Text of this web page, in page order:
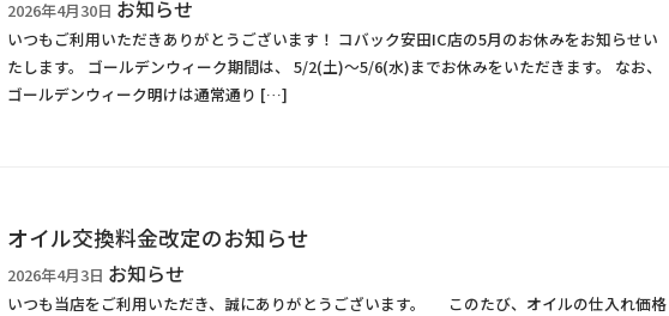
2026年4月30日 お知らせ
いつもご利用いただきありがとうございます！ コバック安田IC店の5月のお休みをお知らせい
たします。 ゴールデンウィーク期間は、 5/2(土)～5/6(水)までお休みをいただきます。 なお、
ゴールデンウィーク明けは通常通り […]
オイル交換料金改定のお知らせ
2026年4月3日 お知らせ
いつも当店をご利用いただき、誠にありがとうございます。 このたび、オイルの仕入れ価格